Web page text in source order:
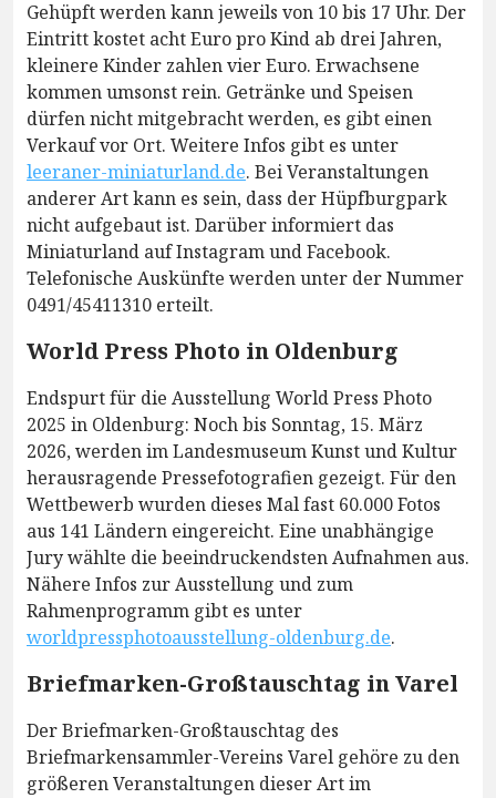
Gehüpft werden kann jeweils von 10 bis 17 Uhr. Der
Eintritt kostet acht Euro pro Kind ab drei Jahren,
kleinere Kinder zahlen vier Euro. Erwachsene
kommen umsonst rein. Getränke und Speisen
dürfen nicht mitgebracht werden, es gibt einen
Verkauf vor Ort. Weitere Infos gibt es unter
leeraner-miniaturland.de. Bei Veranstaltungen
anderer Art kann es sein, dass der Hüpfburgpark
nicht aufgebaut ist. Darüber informiert das
Miniaturland auf Instagram und Facebook.
Telefonische Auskünfte werden unter der Nummer
0491/45411310 erteilt.
World Press Photo in Oldenburg
Endspurt für die Ausstellung World Press Photo
2025 in Oldenburg: Noch bis Sonntag, 15. März
2026, werden im Landesmuseum Kunst und Kultur
herausragende Pressefotografien gezeigt. Für den
Wettbewerb wurden dieses Mal fast 60.000 Fotos
aus 141 Ländern eingereicht. Eine unabhängige
Jury wählte die beeindruckendsten Aufnahmen aus.
Nähere Infos zur Ausstellung und zum
Rahmenprogramm gibt es unter
worldpressphotoausstellung-oldenburg.de.
Briefmarken-Großtauschtag in Varel
Der Briefmarken-Großtauschtag des
Briefmarkensammler-Vereins Varel gehöre zu den
größeren Veranstaltungen dieser Art im